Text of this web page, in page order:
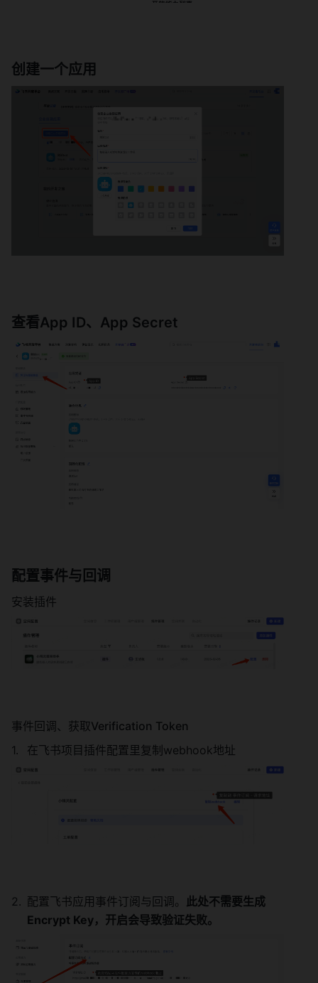
创建一个应用
查看App ID、App Secret
配置事件与回调
安装插件
事件回调、获取Verification Token
在飞书项目插件配置里复制webhook地址
配置飞书应用事件订阅与回调。 此处不需要生成
Encrypt Key，开启会导致验证失败。